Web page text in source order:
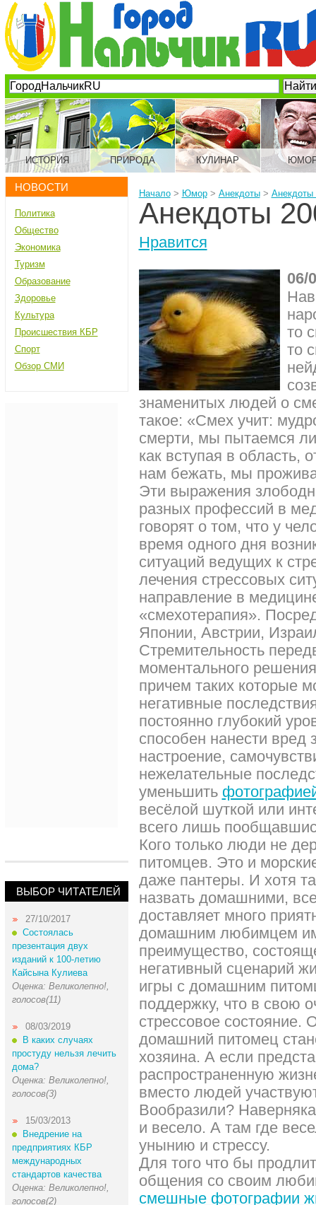
ИСТОРИЯ ПРИРОДА КУЛИНАР
НОВОСТИ
Политика
Общество
Экономика
Туризм
Образование
Здоровье
Культура
Происшествия КБР
Спорт
Обзор СМИ
ВЫБОР ЧИТАТЕЛЕЙ
27/10/2017
Состоялась
презентация двух
изданий к 100-летию
Кайсына Кулиева
Оценка: Великолепно!,
голосов(11)
08/03/2019
В каких случаях
простуду нельзя лечить
дома?
Оценка: Великолепно!,
голосов(3)
15/03/2013
Внедрение на
предприятиях КБР
международных
стандартов качества
Оценка: Великолепно!,
голосов(2)
Начало> Юмор> Анекдоты> Анекдоты
Анекдоты
Нравится
06/
то
то
знаменитых людей о
такое: «Смех учит:
смерти, мы пытаемся
как вступая в область,
нам бежать, мы
Эти выражения
разных профессий в
говорят о том, что у
время одного дня
ситуаций ведущих к
лечения стрессовых
направление в
«смехотерапия».
Японии, Австрии,
Стремительность
моментального
причем таких которые
негативные
постоянно глубокий
способен нанести вред
настроение,
нежелательные
уменьшить
весёлой шуткой или
всего лишь
Кого только люди не
питомцев. Это и
даже пантеры. И хотя
назвать домашними,
доставляет много
домашним любимцем
преимущество,
негативный сценарий
игры с домашним
поддержку, что в свою
стрессовое состояние.
домашний питомец
хозяина. А если
распространенную
вместо людей
Вообразили?
и весело. А там где
унынию и стрессу.
Для того что бы
общения со своим
смешные фотографии